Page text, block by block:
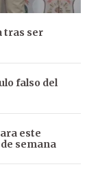
tras ser
falso del
este
semana